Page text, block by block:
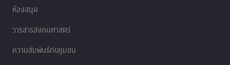
ห้องสมุด
วารสารสังคมศาสตร์
ความสัมพันธ์กับชุมชน